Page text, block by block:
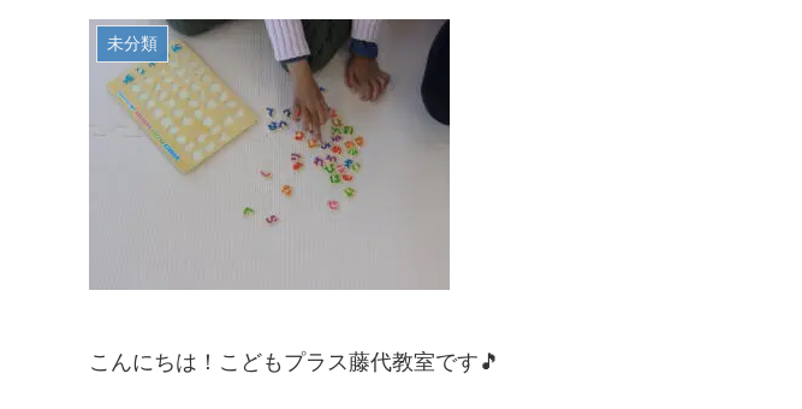
未分類
こんにちは！こどもプラス藤代教室です🎵